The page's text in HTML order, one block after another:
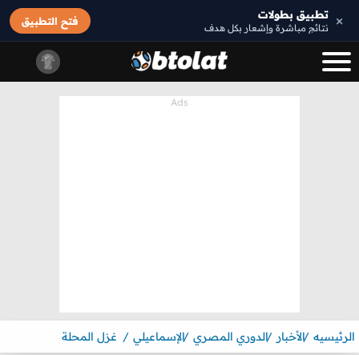
× تطبيق بطولات
نتائج مباشرة وإشعار بكل هدف
فتح التطبيق
الرئيسيه الأخبار الدوري المصري الإسماعيلي غزل المحلة